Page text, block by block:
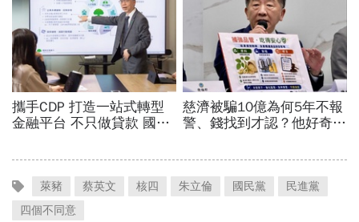
萊豬 蔡英文 核四 朱立倫 國民黨
民進黨
四個不同意